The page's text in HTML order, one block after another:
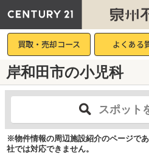
買取・売却コース よくある
岸和田市の小児科
スポット
※物件情報の周辺施設紹介のページで
社では対応できません。